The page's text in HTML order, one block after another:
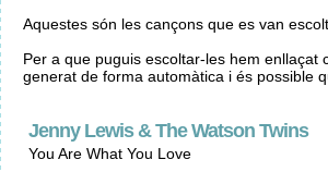
Aquestes són les cançons que es van
Per a que puguis escoltar-les hem enllaçat
generat de forma automàtica i és possible
Jenny Lewis & The Watson Twins
You Are What You Love